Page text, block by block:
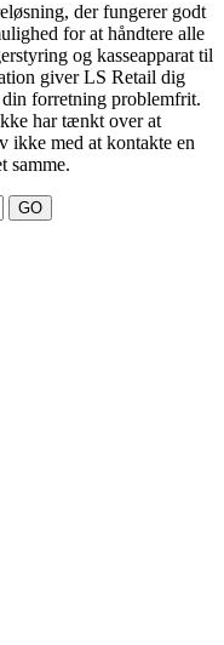
der fungerer godt
for at håndtere alle
og kasseapparat til
giver LS Retail dig
forretning problemfrit.
har tænkt over at
ikke med at kontakte en
samme.